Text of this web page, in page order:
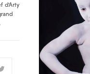
d'Arty